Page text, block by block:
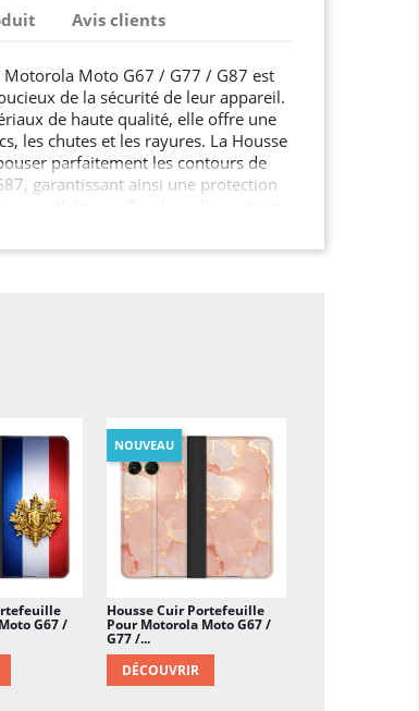
Avis clients
Moto G67 / G77 / G87 est
de la sécurité de leur appareil.
de haute qualité, elle offre une
les chutes et les rayures. La Housse
parfaitement les contours de
garantissant ainsi une protection
de votre Motorola Moto G67 /
G67 /
Housse Cuir Portefeuille
Pour Motorola Moto G67 /
G77 /...
DÉCOUVRIR
NOUVEAU